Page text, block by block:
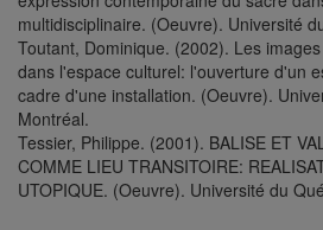
multidisciplinaire. (Oeuvre). Université
Toutant, Dominique. (2002). Les
dans l'espace culturel: l'ouverture d'un
cadre d'une installation. (Oeuvre).
Montréal.
Tessier, Philippe. (2001). BALISE ET
COMME LIEU TRANSITOIRE:
UTOPIQUE. (Oeuvre). Université du